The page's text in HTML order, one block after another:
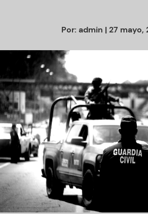
Por: admin | 27 mayo,